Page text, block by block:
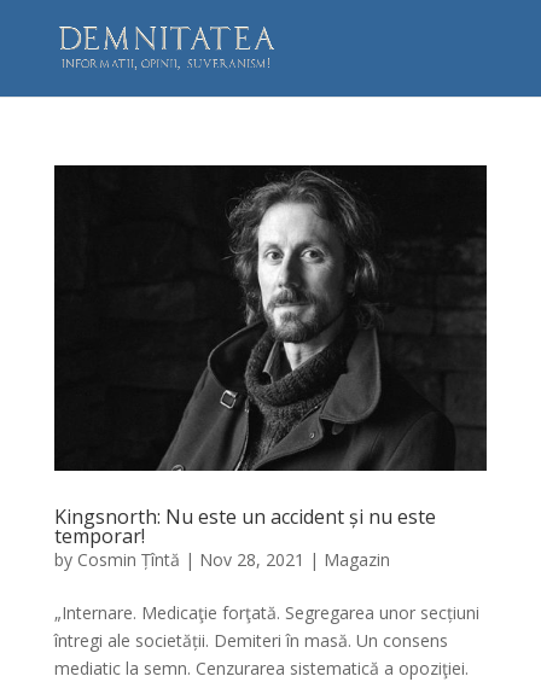
Kingsnorth: Nu este un accident și nu este
temporar!
by Cosmin Țîntă | Nov 28, 2021 | Magazin
„Internare. Medicaţie forţată. Segregarea unor secțiuni
întregi ale societății. Demiteri în masă. Un consens
mediatic la semn. Cenzurarea sistematică a opoziţiei.